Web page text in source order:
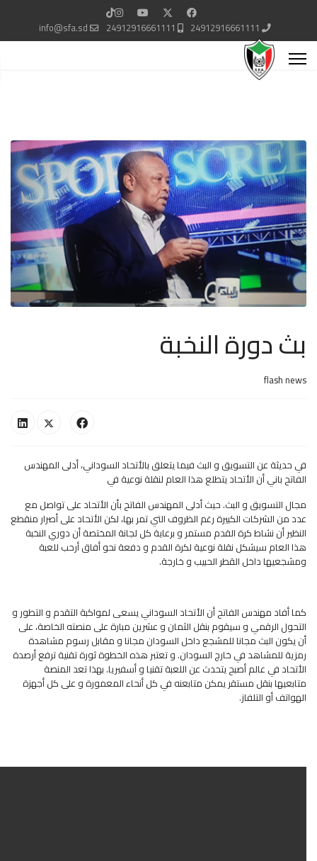
24912916661111
24912916661111
info@sfa.sd
بث دورة النخبة
flash news
في حديثة عن التسويق و البث فيما يتعلق بالأتحاد السوداني، أدلى المهندس
الفاتح باني أن الأتحاد يتطلع هذا العام لنقلة نوعية في
مجال التسويق و البث. حيث أدلى المهندس الفاتح بأن الأتحاد على تواصل مع
عدد من الشركات الكبيرة رغم الظروف التي تمر بها، لكن الأتحاد على أصرار منقطع
النظير أن نشاط كرة القدم مستمر و برعاية كل لجانة المختصة أن دوري النخبة
هذا العام سيشكل نقلة نوعية لكرة القدم و دفعة نحو أفاق أرحب للعبة
ومشجعيها داخل القطر الحبيب و خارجة.
كما أفاد مهندس الفاتح أن الأتحاد السوداني يسعى لمواكبة التقدم و التطور و
التحول الرقمي و سيقوم بنقل الثمان و عشرين مبارة على منصته الخاصة، على
أن يكون البث مجانا للمشجع داخل السودان مجانا و مقابل رسوم مشاهدة
رمزية للمشاهد في خارج السودان. و تعتبر هذه الخطوة ثورة تقنية ترفع أرصدة
الأتحاد في عالم أصبح يتحدث عن اللعبة تقنيا و أسفيريا. بهذا تعد المنصة
متابعيها بنقل مستقر يمكن متابعنه في كل أنحاء المعمورة و على كل أجهزة
الهواتف أو التلفاز.